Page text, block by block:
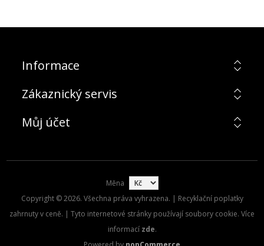
Informace
Zákaznický servis
Můj účet
Měna
Copyright © 2026. Všechna práva vyhrazena. | Recyklační poplatky
zahrnuty v ceně. | Tyto internetové stránky používají soubory cookie. Více
informací zde.